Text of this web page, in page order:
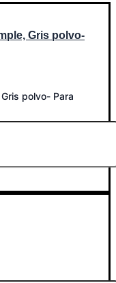
Gris polvo-
polvo- Para